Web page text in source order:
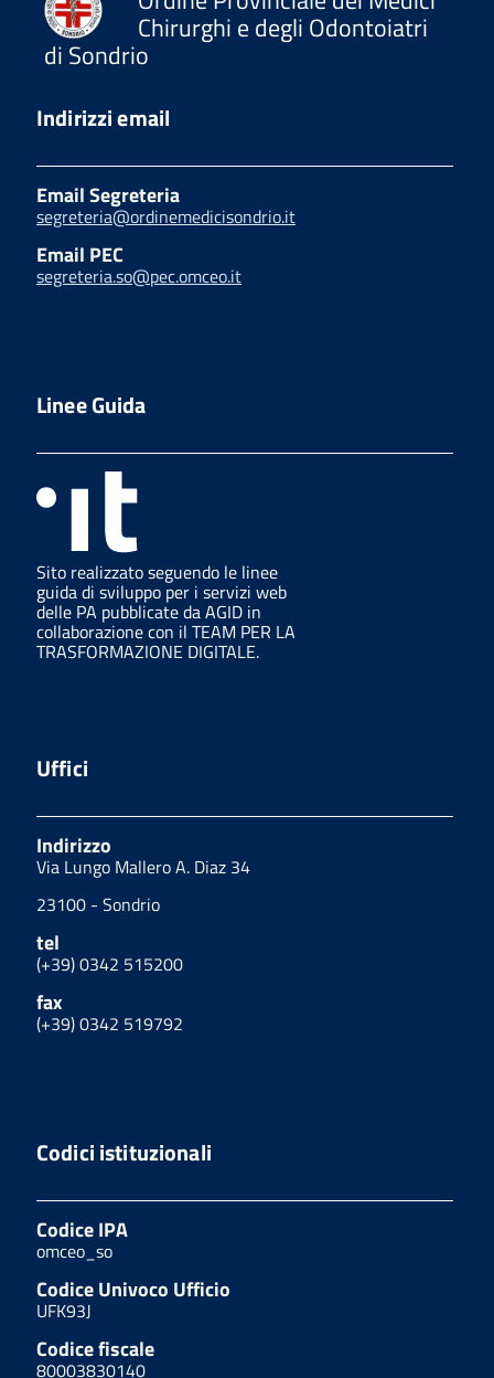
Chirurghi e degli Odontoiatri
di Sondrio
Indirizzi email
Email Segreteria
segreteria@ordinemedicisondrio.it
Email PEC
segreteria.so@pec.omceo.it
Linee Guida
Sito realizzato seguendo le linee
guida di sviluppo per i servizi web
delle PA pubblicate da AGID in
collaborazione con il TEAM PER LA
TRASFORMAZIONE DIGITALE.
Uffici
Indirizzo
Via Lungo Mallero A. Diaz 34
23100 - Sondrio
tel
(+39) 0342 515200
fax
(+39) 0342 519792
Codici istituzionali
Codice IPA
omceo_so
Codice Univoco Ufficio
UFK93J
Codice fiscale
80003830140